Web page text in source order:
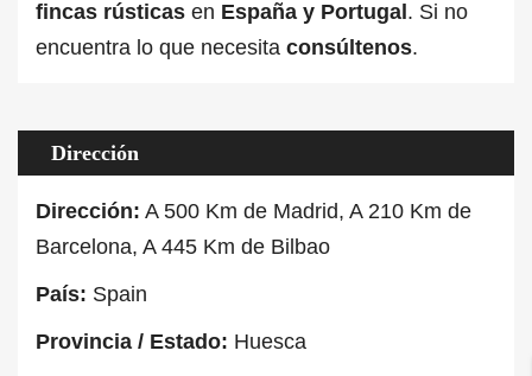
fincas rústicas en España y Portugal . Si no
encuentra lo que necesita consúltenos.
Dirección
Dirección: A 500 Km de Madrid, A 210 Km de
Barcelona, A 445 Km de Bilbao
País: Spain
Provincia / Estado: Huesca